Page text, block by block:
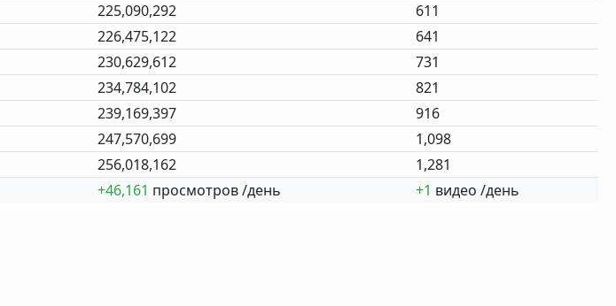
225,090,292
611
226,475,122
641
230,629,612
731
234,784,102
821
239,169,397
916
247,570,699
1,098
256,018,162
1,281
+46,161 просмотров /день +1 видео /день